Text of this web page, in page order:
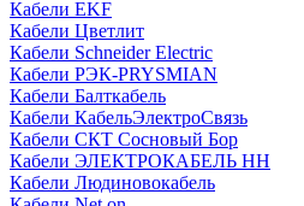
Кабели EKF
Кабели Цветлит
Кабели Schneider Electric
Кабели РЭК-PRYSMIAN
Кабели Балткабель
Кабели КабельЭлектроСвязь
Кабели СКТ Сосновый Бор
Кабели ЭЛЕКТРОКАБЕЛЬ НН
Кабели Людиновокабель